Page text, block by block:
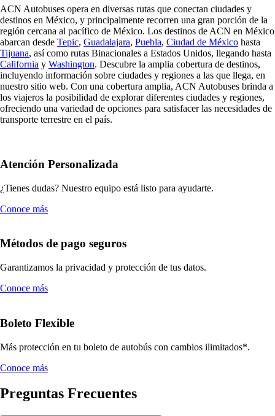
ACN Autobuses opera en diversas rutas que conectan ciudades y
destinos en México, y principalmente recorren una gran porción de la
región cercana al pacífico de México. Los destinos de ACN en México
abarcan desde Tepic, Guadalajara, Puebla, Ciudad de México hasta
Tijuana, así como rutas Binacionales a Estados Unidos, llegando hasta
California y Washington. Descubre la amplia cobertura de destinos,
incluyendo información sobre ciudades y regiones a las que llega, en
nuestro sitio web. Con una cobertura amplia, ACN Autobuses brinda a
los viajeros la posibilidad de explorar diferentes ciudades y regiones,
ofreciendo una variedad de opciones para satisfacer las necesidades de
transporte terrestre en el país.
Atención Personalizada
¿Tienes dudas? Nuestro equipo está listo para ayudarte.
Conoce más
Métodos de pago seguros
Garantizamos la privacidad y protección de tus datos.
Conoce más
Boleto Flexible
Más protección en tu boleto de autobús con cambios ilimitados*.
Conoce más
Preguntas Frecuentes